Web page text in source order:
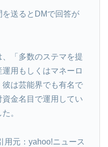
送るとDMで回答が
「多数のステマを提
用もしくはマネーロ
は芸能界でも有名で
金名目で運用してい
。
用元：yahoo!ニュース